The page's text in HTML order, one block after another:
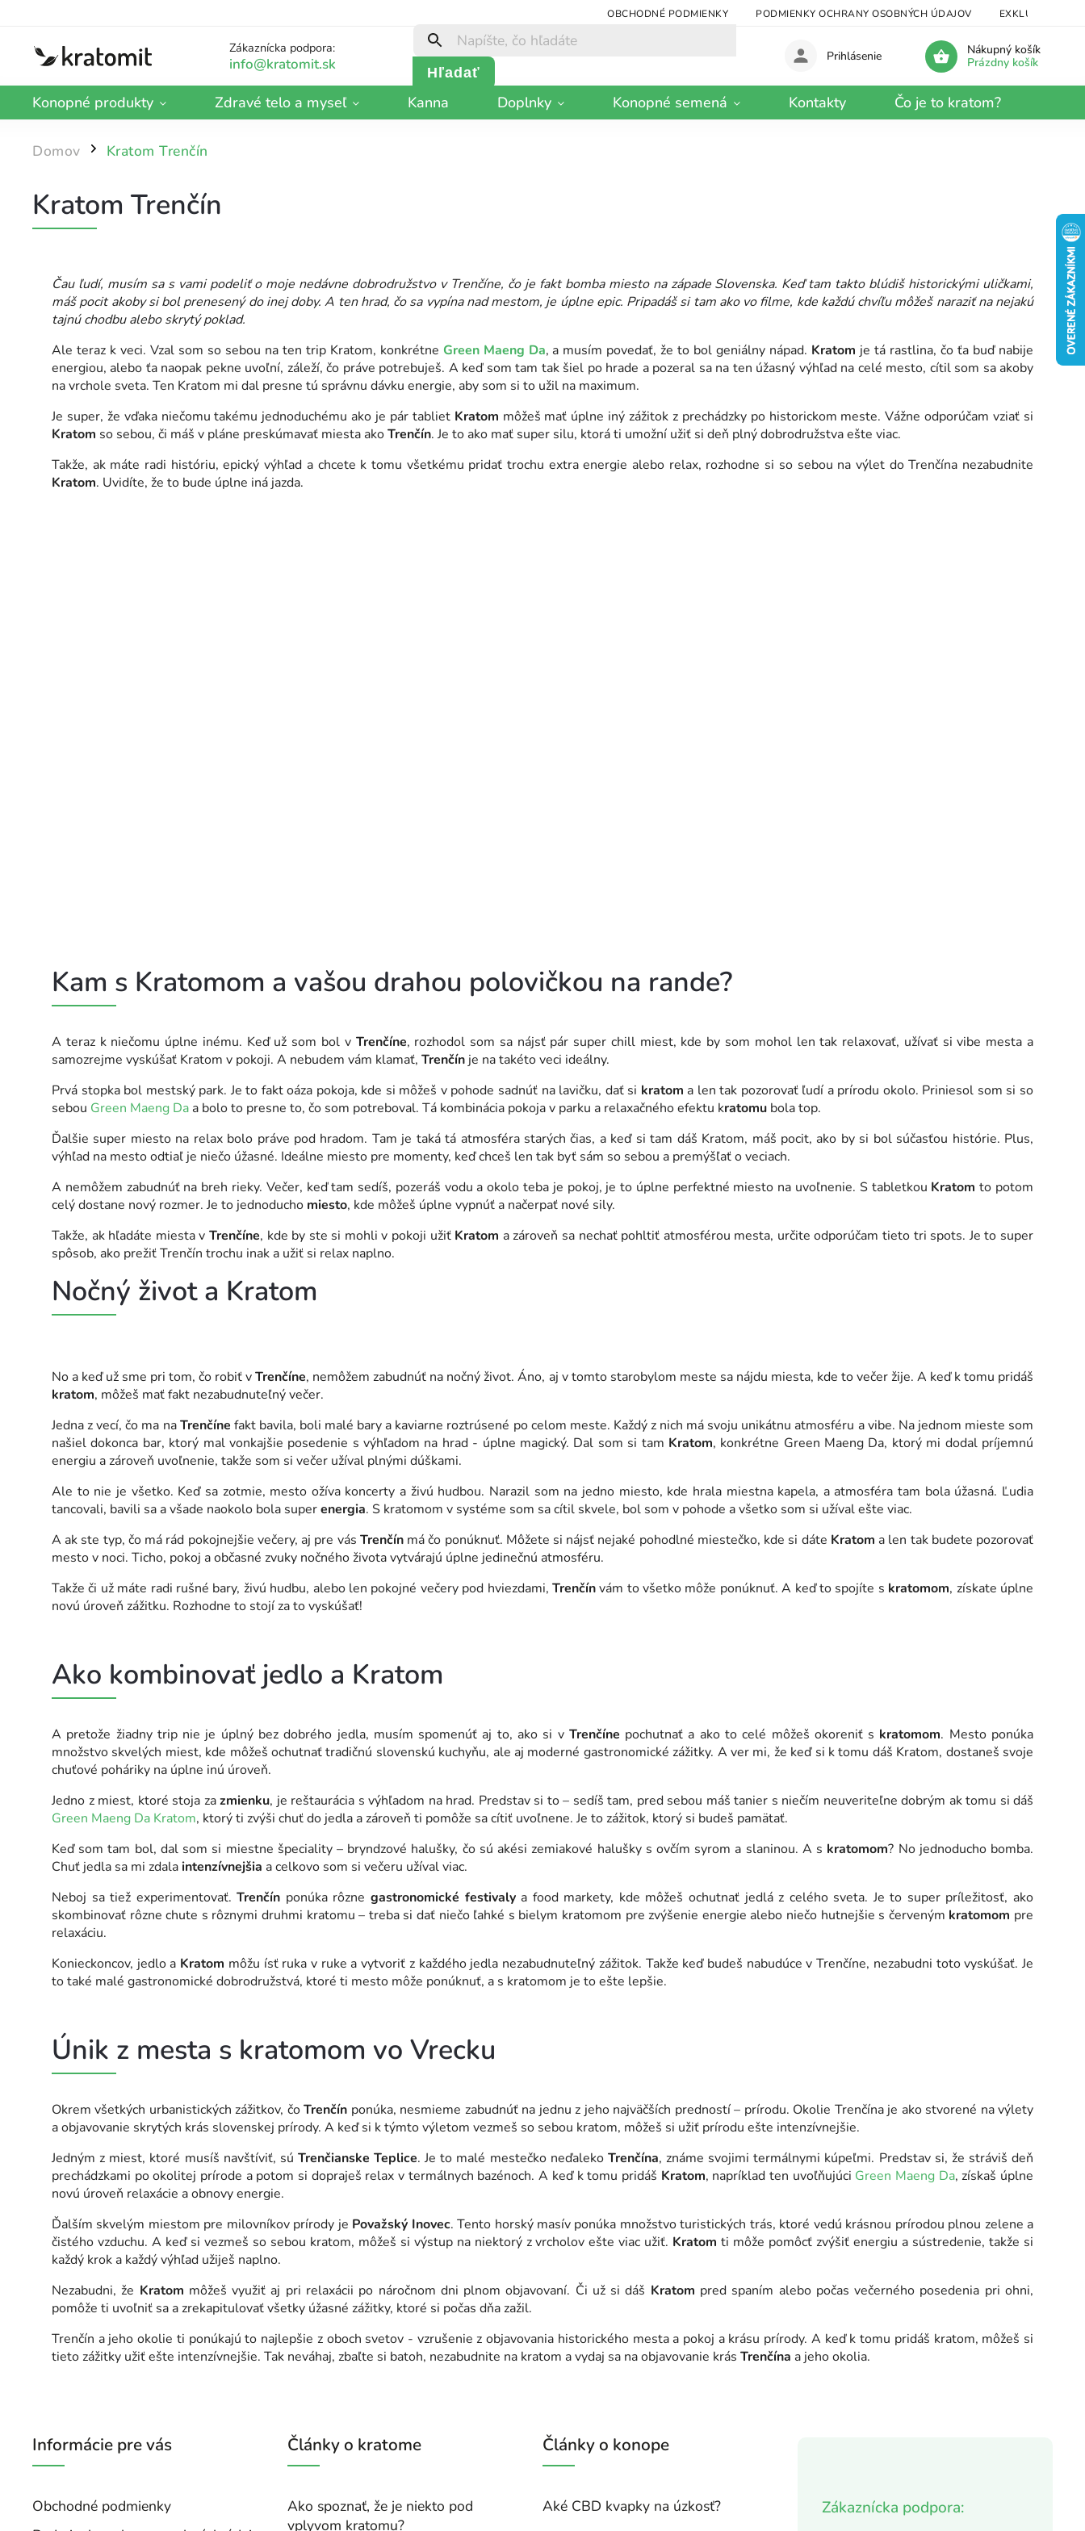
OBCHODNÉ PODMIENKY PODMIENKY OCHRANY OSOBNÝCH ÚDAJOV EXKLUZÍVNY
Zákaznícka podpora:
Hľadať
Nákupný košík
Prázdny košík
Prihlásenie
Konopné produkty Zdravé telo a myseľ Kanna Doplnky Konopné semená Kontakty Čo je to kratom?
Domov / Kratom Trenčín
Kratom Trenčín
Čau ľudí, musím sa s vami podeliť o moje nedávne dobrodružstvo v Trenčíne, čo je fakt bomba miesto na západe Slovenska. Keď tam takto blúdiš historickými uličkami,
máš pocit akoby si bol prenesený do inej doby. A ten hrad, čo sa vypína nad mestom, je úplne epic. Pripadáš si tam ako vo filme, kde každú chvíľu môžeš naraziť na nejakú
tajnú chodbu alebo skrytý poklad.
Ale teraz k veci. Vzal som so sebou na ten trip Kratom, konkrétne Green Maeng Da, a musím povedať, že to bol geniálny nápad. Kratom je tá rastlina, čo ťa buď nabije
energiou, alebo ťa naopak pekne uvoľní, záleží, čo práve potrebuješ. A keď som tam tak šiel po hrade a pozeral sa na ten úžasný výhľad na celé mesto, cítil som sa akoby
na vrchole sveta. Ten Kratom mi dal presne tú správnu dávku energie, aby som si to užil na maximum.
Je super, že vďaka niečomu takému jednoduchému ako je pár tabliet Kratom môžeš mať úplne iný zážitok z prechádzky po historickom meste. Vážne odporúčam vziať si
Kratom so sebou, či máš v pláne preskúmavať miesta akoTrenčín. Je to ako mať super silu, ktorá ti umožní užiť si deň plný dobrodružstva ešte viac.
Takže, ak máte radi históriu, epický výhľad a chcete k tomu všetkému pridať trochu extra energie alebo relax, rozhodne si so sebou na výlet do Trenčína nezabudnite
Kratom. Uvidíte, že to bude úplne iná jazda.
Kam s Kratomom a vašou drahou polovičkou na rande?
A teraz k niečomu úplne inému. Keď už som bol v Trenčíne, rozhodol som sa nájsť pár super chill miest, kde by som mohol len tak relaxovať, užívať si vibe mesta a
samozrejme vyskúšať Kratom v pokoji. A nebudem vám klamať, Trenčín je na takéto veci ideálny.
Prvá stopka bol mestský park. Je to fakt oáza pokoja, kde si môžeš v pohode sadnúť na lavičku, dať si kratom a len tak pozorovať ľudí a prírodu okolo. Priniesol som si so
sebou Green Maeng Da a bolo to presne to, čo som potreboval. Tá kombinácia pokoja v parku a relaxačného efektu kratomu bola top.
Ďalšie super miesto na relax bolo práve pod hradom. Tam je taká tá atmosféra starých čias, a keď si tam dáš Kratom, máš pocit, ako by si bol súčasťou histórie. Plus,
výhľad na mesto odtiaľ je niečo úžasné. Ideálne miesto pre momenty, keď chceš len tak byť sám so sebou a premýšľať o veciach.
A nemôžem zabudnúť na breh rieky. Večer, keď tam sedíš, pozeráš vodu a okolo teba je pokoj, je to úplne perfektné miesto na uvoľnenie. S tabletkou Kratom to potom
celý dostane nový rozmer. Je to jednoducho miesto, kde môžeš úplne vypnúť a načerpať nové sily.
Takže, ak hľadáte miesta v Trenčíne, kde by ste si mohli v pokoji užiť Kratom a zároveň sa nechať pohltiť atmosférou mesta, určite odporúčam tieto tri spots. Je to super
spôsob, ako prežiť Trenčín trochu inak a užiť si relax naplno.
Nočný život a Kratom
No a keď už sme pri tom, čo robiť vTrenčíne, nemôžem zabudnúť na nočný život. Áno, aj v tomto starobylom meste sa nájdu miesta, kde to večer žije. A keď k tomu pridáš
kratom, môžeš mať fakt nezabudnuteľný večer.
Jedna z vecí, čo ma naTrenčíne fakt bavila, boli malé bary a kaviarne roztrúsené po celom meste. Každý z nich má svoju unikátnu atmosféru a vibe. Na jednom mieste som
našiel dokonca bar, ktorý mal vonkajšie posedenie s výhľadom na hrad - úplne magický. Dal som si tam Kratom, konkrétne Green Maeng Da, ktorý mi dodal príjemnú
energiu a zároveň uvoľnenie, takže som si večer užíval plnými dúškami.
Ale to nie je všetko. Keď sa zotmie, mesto ožíva koncerty a živú hudbou. Narazil som na jedno miesto, kde hrala miestna kapela, a atmosféra tam bola úžasná. Ľudia
tancovali, bavili sa a všade naokolo bola superenergia. S kratomom v systéme som sa cítil skvele, bol som v pohode a všetko som si užíval ešte viac.
A ak ste typ, čo má rád pokojnejšie večery, aj pre vás Trenčínmá čo ponúknuť. Môžete si nájsť nejaké pohodlné miestečko, kde si dáte Kratom a len tak budete pozorovať
mesto v noci. Ticho, pokoj a občasné zvuky nočného života vytvárajú úplne jedinečnú atmosféru.
Takže či už máte radi rušné bary, živú hudbu, alebo len pokojné večery pod hviezdami, Trenčínvám to všetko môže ponúknuť. A keď to spojíte s kratomom, získate úplne
novú úroveň zážitku. Rozhodne to stojí za to vyskúšať!
Ako kombinovať jedlo a Kratom
A pretože žiadny trip nie je úplný bez dobrého jedla, musím spomenúť aj to, ako si v Trenčíne pochutnať a ako to celé môžeš okoreniť s kratomom. Mesto ponúka
množstvo skvelých miest, kde môžeš ochutnať tradičnú slovenskú kuchyňu, ale aj moderné gastronomické zážitky. A ver mi, že keď si k tomu dáš Kratom, dostaneš svoje
chuťové poháriky na úplne inú úroveň.
Jedno z miest, ktoré stoja zazmienku, je reštaurácia s výhľadom na hrad. Predstav si to – sedíš tam, pred sebou máš tanier s niečím neuveriteľne dobrým ak tomu si dáš
Green Maeng Da Kratom, ktorý ti zvýši chuť do jedla a zároveň ti pomôže sa cítiť uvoľnene. Je to zážitok, ktorý si budeš pamätať.
Keď som tam bol, dal som si miestne špeciality – bryndzové halušky, čo sú akési zemiakové halušky s ovčím syrom a slaninou. A s kratomom? No jednoducho bomba.
Chuť jedla sa mi zdalaintenzívnejšia a celkovo som si večeru užíval viac.
Neboj sa tiež experimentovať.Trenčín ponúka rôzne gastronomické festivalya food markety, kde môžeš ochutnať jedlá z celého sveta. Je to super príležitosť, ako
skombinovať rôzne chute s rôznymi druhmi kratomu – treba si dať niečo ľahké s bielym kratomom pre zvýšenie energie alebo niečo hutnejšie s červeným kratomom pre
relaxáciu.
Konieckoncov, jedlo a Kratom môžu ísť ruka v ruke a vytvoriť z každého jedla nezabudnuteľný zážitok. Takže keď budeš nabudúce v Trenčíne, nezabudni toto vyskúšať. Je
to také malé gastronomické dobrodružstvá, ktoré ti mesto môže ponúknuť, a s kratomom je to ešte lepšie.
Únik z mesta s kratomom vo Vrecku
Okrem všetkých urbanistických zážitkov, čoTrenčín ponúka, nesmieme zabudnúť na jednu z jeho najväčších predností – prírodu. Okolie Trenčína je ako stvorené na výlety
a objavovanie skrytých krás slovenskej prírody. A keď si k týmto výletom vezmeš so sebou kratom, môžeš si užiť prírodu ešte intenzívnejšie.
Jedným z miest, ktoré musíš navštíviť, sú Trenčianske Teplice. Je to malé mestečko neďaleko Trenčína, známe svojimi termálnymi kúpeľmi. Predstav si, že stráviš deň
prechádzkami po okolitej prírode a potom si dopraješ relax v termálnych bazénoch. A keď k tomu pridáš Kratom, napríklad ten uvoľňujúci Green Maeng Da, získaš úplne
novú úroveň relaxácie a obnovy energie.
Ďalším skvelým miestom pre milovníkov prírody je Považský Inovec. Tento horský masív ponúka množstvo turistických trás, ktoré vedú krásnou prírodou plnou zelene a
čistého vzduchu. A keď si vezmeš so sebou kratom, môžeš si výstup na niektorý z vrcholov ešte viac užiť. Kratom ti môže pomôcť zvýšiť energiu a sústredenie, takže si
každý krok a každý výhľad užiješ naplno.
Nezabudni, že Kratom môžeš využiť aj pri relaxácii po náročnom dni plnom objavovaní. Či už si dáš Kratom pred spaním alebo počas večerného posedenia pri ohni,
pomôže ti uvoľniť sa a zrekapitulovať všetky úžasné zážitky, ktoré si počas dňa zažil.
Trenčín a jeho okolie ti ponúkajú to najlepšie z oboch svetov - vzrušenie z objavovania historického mesta a pokoj a krásu prírody. A keď k tomu pridáš kratom, môžeš si
tieto zážitky užiť ešte intenzívnejšie. Tak neváhaj, zbaľte si batoh, nezabudnite na kratom a vydaj sa na objavovanie krás Trenčína a jeho okolia.
Zákaznícka podpora:
Informácie pre vás
Obchodné podmienky
Články o kratome
Ako spoznať, že je niekto pod
vplyvom kratomu?
Články o konope
Aké CBD kvapky na úzkosť?